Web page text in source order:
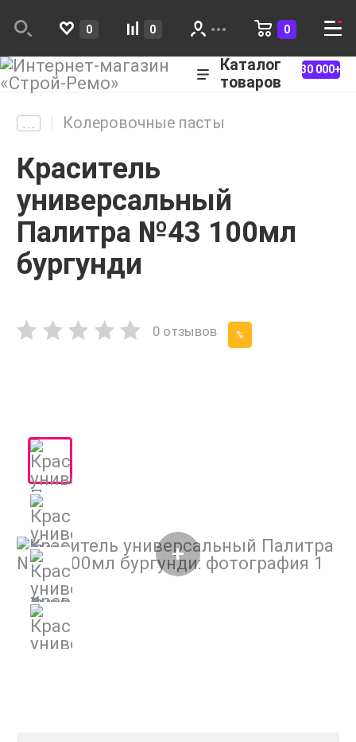
0 0 0
Каталог
товаров
30 000+
Колеровочные пасты
Краситель
универсальный
Палитра №43 100мл
бургунди
0 отзывов %